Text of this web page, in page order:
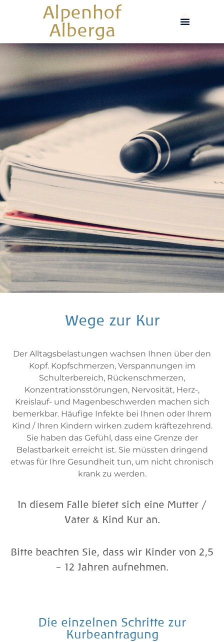
Alpenhof
Alberga
Wege zur Kur
Der Alltagsbelastungen wachsen Ihnen über den
Kopf. Kopfschmerzen, Verspannungen im
Schulterbereich, Rückenschmerzen,
Konzentrationsstörungen, Nervosität, Herz-,
Kreislauf- und Magenbeschwerden machen sich
bemerkbar. Häufige Infekte bei Ihnen oder Ihrem
Kind / Ihren Kindern wirken zudem kräftezehrend.
Sie haben das Gefühl, dass eine Grenze der
Belastbarkeit erreicht ist. Sie müssten dringend
etwas für Ihre Gesundheit tun, um nicht chronisch
krank zu werden.
In diesem Falle bietet sich eine Mutter /
Vater & Kind Kur an.
Bitte beachten Sie, dass wir Kinder von 2,5
– 12 Jahren aufnehmen.
Die einzelnen Schritte zur
Kurbeantragung